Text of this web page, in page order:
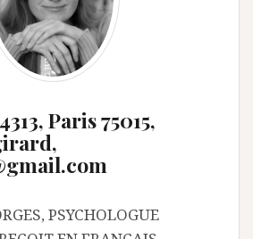
Paris 75015,
PSYCHOLOGUE